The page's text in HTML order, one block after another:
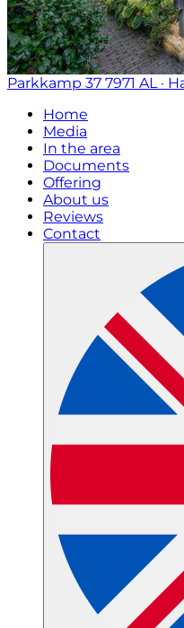
Parkkamp 37 7971 AL ·
Home
Media
In the area
Documents
Offering
About us
Reviews
Contact